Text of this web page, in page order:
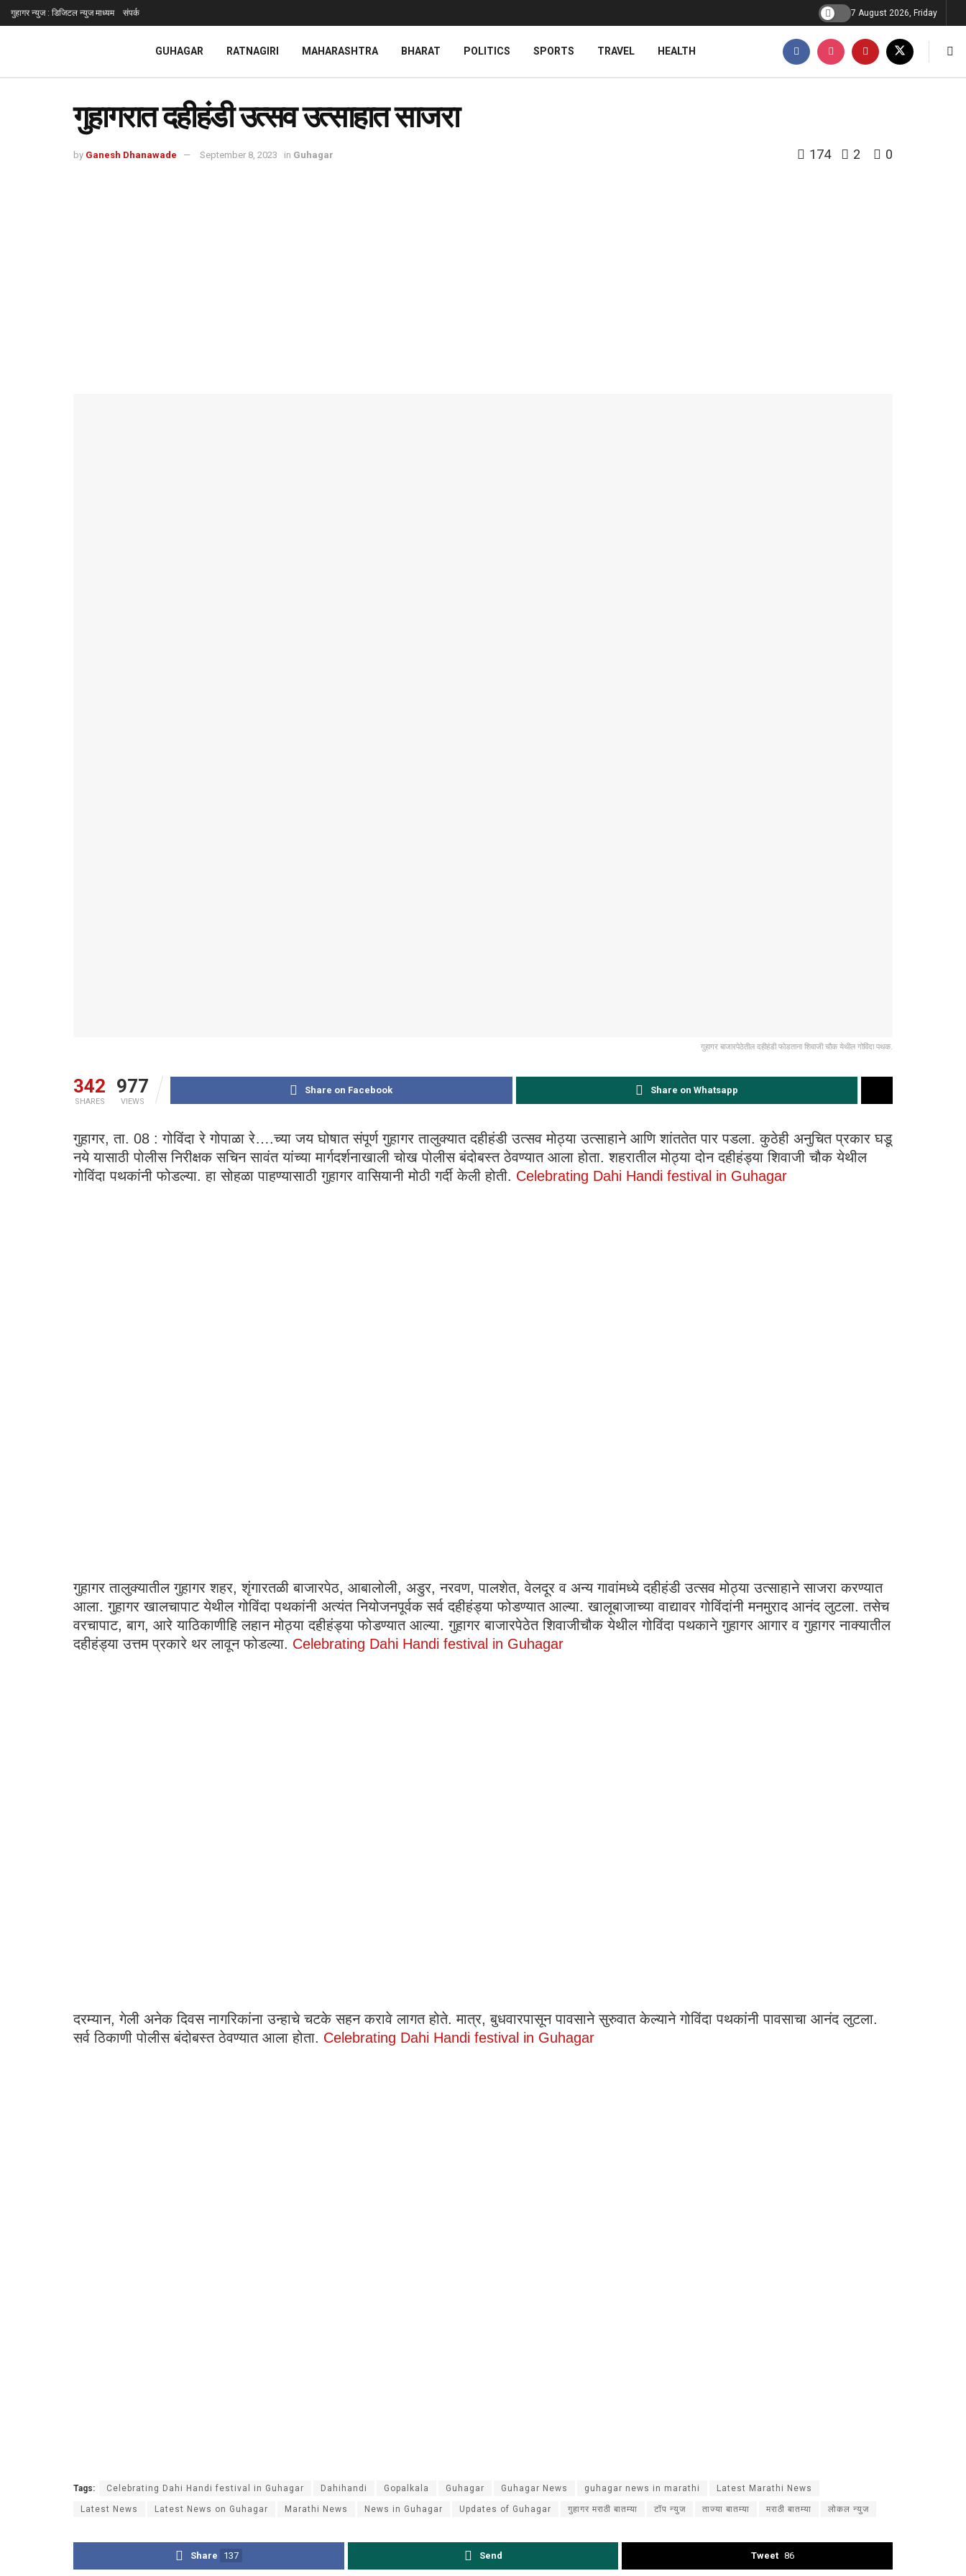
गुहागर न्युज : डिजिटल न्युज माध्यम संपर्क 7 August 2026, Friday
GUHAGAR RATNAGIRI MAHARASHTRA BHARAT POLITICS SPORTS TRAVEL HEALTH
गुहागरात दहीहंडी उत्सव उत्साहात साजरा
by Ganesh Dhanawade September 8, 2023 in Guhagar 174 2 0
गुहागर बाजारपेठेतील दहीहंडी फोडताना शिवाजी चौक येथील गोविंदा पथक.
342
SHARES
977
VIEWS
Share on Facebook Share on Whatsapp
गुहागर, ता. 08 : गोविंदा रे गोपाळा रे….च्या जय घोषात संपूर्ण गुहागर तालुक्यात दहीहंडी उत्सव मोठ्या उत्साहाने आणि शांततेत पार पडला. कुठेही अनुचित प्रकार घडू
नये यासाठी पोलीस निरीक्षक सचिन सावंत यांच्या मार्गदर्शनाखाली चोख पोलीस बंदोबस्त ठेवण्यात आला होता. शहरातील मोठ्या दोन दहीहंड्या शिवाजी चौक येथील
गोविंदा पथकांनी फोडल्या. हा सोहळा पाहण्यासाठी गुहागर वासियानी मोठी गर्दी केली होती. Celebrating Dahi Handi festival in Guhagar
गुहागर तालुक्यातील गुहागर शहर, शृंगारतळी बाजारपेठ, आबालोली, अडुर, नरवण, पालशेत, वेलदूर व अन्य गावांमध्ये दहीहंडी उत्सव मोठ्या उत्साहाने साजरा करण्यात
आला. गुहागर खालचापाट येथील गोविंदा पथकांनी अत्यंत नियोजनपूर्वक सर्व दहीहंड्या फोडण्यात आल्या. खालूबाजाच्या वाद्यावर गोविंदांनी मनमुराद आनंद लुटला. तसेच
वरचापाट, बाग, आरे याठिकाणीहि लहान मोठ्या दहीहंड्या फोडण्यात आल्या. गुहागर बाजारपेठेत शिवाजीचौक येथील गोविंदा पथकाने गुहागर आगार व गुहागर नाक्यातील
दहीहंड्या उत्तम प्रकारे थर लावून फोडल्या. Celebrating Dahi Handi festival in Guhagar
दरम्यान, गेली अनेक दिवस नागरिकांना उन्हाचे चटके सहन करावे लागत होते. मात्र, बुधवारपासून पावसाने सुरुवात केल्याने गोविंदा पथकांनी पावसाचा आनंद लुटला.
सर्व ठिकाणी पोलीस बंदोबस्त ठेवण्यात आला होता. Celebrating Dahi Handi festival in Guhagar
Tags: Celebrating Dahi Handi festival in Guhagar Dahihandi Gopalkala Guhagar Guhagar News guhagar news in marathi Latest Marathi News
Latest News Latest News on Guhagar Marathi News News in Guhagar Updates of Guhagar गुहागर मराठी बातम्या टॉप न्युज ताज्या बातम्या मराठी बातम्या लोकल न्युज
Share 137 Send Tweet 86